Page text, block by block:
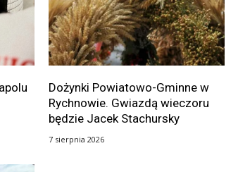
Dożynki Powiatowo-Gminne w
Rychnowie. Gwiazdą wieczoru
będzie Jacek Stachursky
7 sierpnia 2026